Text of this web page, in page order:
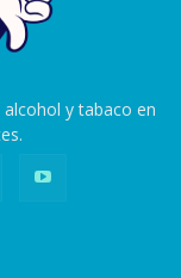
y tabaco en